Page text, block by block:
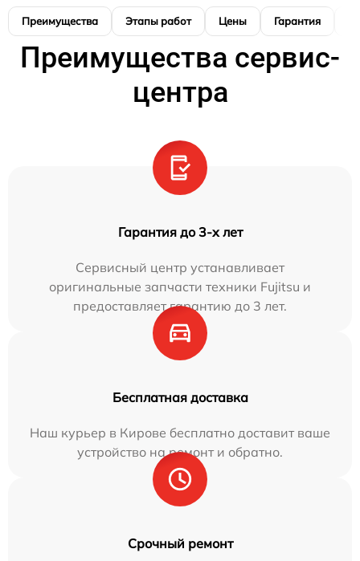
Преимущества Этапы работ Цены Гарантия
Преимущества сервис-
центра
Гарантия до 3-х лет
Сервисный центр устанавливает
оригинальные запчасти техники Fujitsu и
предоставляет гарантию до 3 лет.
Бесплатная доставка
Наш курьер в Кирове бесплатно доставит ваше
устройство на ремонт и обратно.
Срочный ремонт